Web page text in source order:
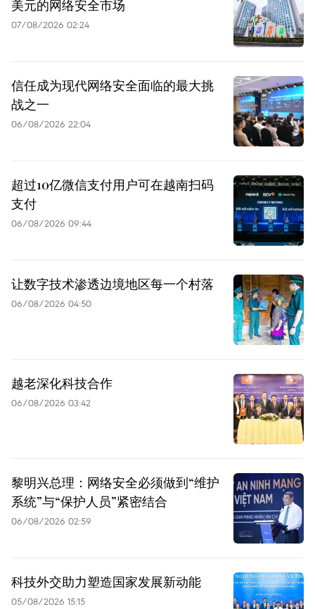
美元的网络安全市场
07/08/2026 02:24
信任成为现代网络安全面临的最大挑
战之一
06/08/2026 22:04
超过10亿微信支付用户可在越南扫码
支付
06/08/2026 09:44
让数字技术渗透边境地区每一个村落
06/08/2026 04:50
越老深化科技合作
06/08/2026 03:42
黎明兴总理：网络安全必须做到“维护
系统”与“保护人员”紧密结合
06/08/2026 02:59
科技外交助力塑造国家发展新动能
05/08/2026 15:15